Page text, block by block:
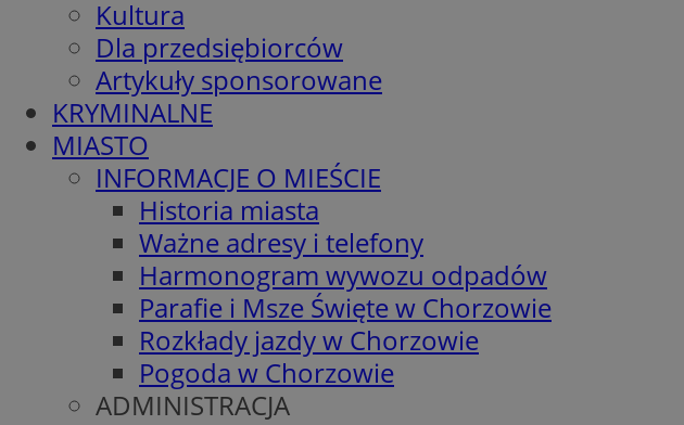
Kultura
Dla przedsiębiorców
Artykuły sponsorowane
KRYMINALNE
MIASTO
INFORMACJE O MIEŚCIE
Historia miasta
Ważne adresy i telefony
Harmonogram wywozu odpadów
Parafie i Msze Święte w Chorzowie
Rozkłady jazdy w Chorzowie
Pogoda w Chorzowie
ADMINISTRACJA